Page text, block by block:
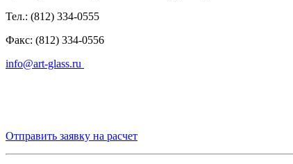
Тел.: (812) 334-0555
Факс: (812) 334-0556
info@art-glass.ru
Отправить заявку на расчет